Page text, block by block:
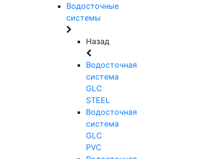
Водосточные
системы
Назад
Водосточная
система
GLC
STEEL
Водосточная
система
GLC
PVC